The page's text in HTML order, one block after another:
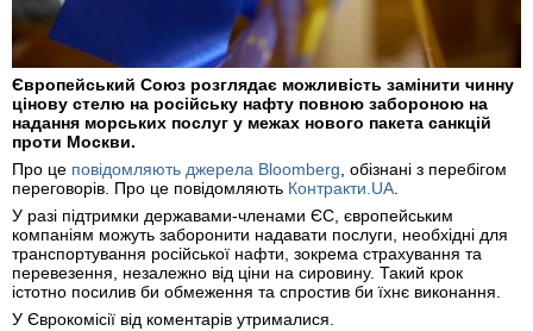
Європейський Союз розглядає можливість замінити чинну
цінову стелю на російську нафту повною забороною на
надання морських послуг у межах нового пакета санкцій
проти Москви.
Про це повідомляють джерела Bloomberg, обізнані з перебігом
переговорів. Про це повідомляють Контракти.UA.
У разі підтримки державами-членами ЄС, європейським
компаніям можуть заборонити надавати послуги, необхідні для
транспортування російської нафти, зокрема страхування та
перевезення, незалежно від ціни на сировину. Такий крок
істотно посилив би обмеження та спростив би їхнє виконання.
У Єврокомісії від коментарів утрималися.